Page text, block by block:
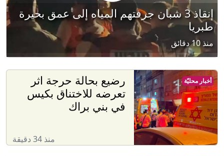
إنقاذ 3 شبان جرفتهم المياه إلى عمق بحيرة
طبريا
منذ 10 دقائق
رضيع بحالة حرجة اثر
تعرضه للاختناق بكيس
في بني براك
منذ 34 دقيقة
أخبار محليّة